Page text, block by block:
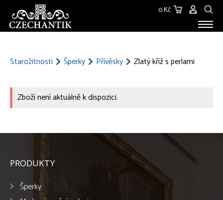
0 Kč
O NÁS
Starožitnosti Šperky Přívěsky Zlatý kříž s perlami
Zboží není aktuálně k dispozici.
PRODUKTY
Šperky